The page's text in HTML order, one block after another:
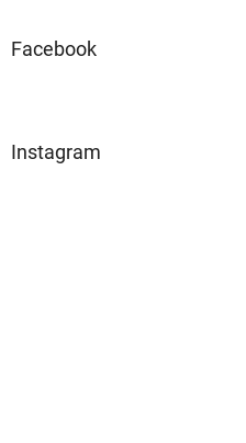
Facebook
Instagram